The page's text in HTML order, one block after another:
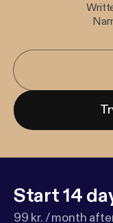
Start 14
99 kr. / month